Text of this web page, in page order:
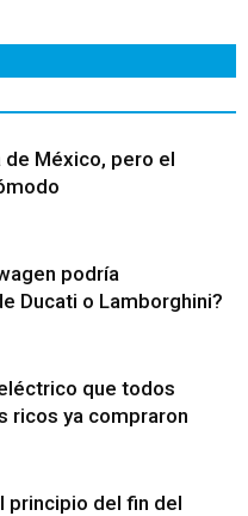
de México, pero el
podría
Ducati o Lamborghini?
que todos
ricos ya compraron
principio del fin del